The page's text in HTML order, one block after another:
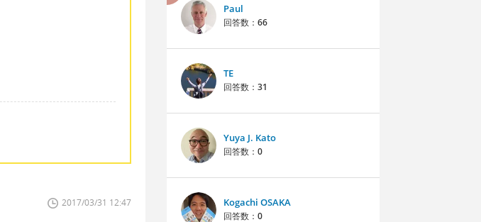
2017/03/31 12:47
Paul
回答数： 66
TE
回答数： 31
Yuya J. Kato
回答数： 0
Kogachi OSAKA
回答数： 0